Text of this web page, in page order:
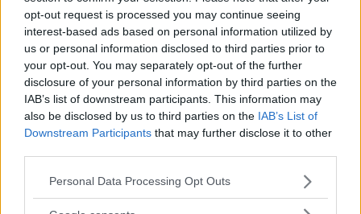
opt-out request is processed you may continue seeing
interest-based ads based on personal information utilized by
us or personal information disclosed to third parties prior to
your opt-out. You may separately opt-out of the further
disclosure of your personal information by third parties on the
IAB’s list of downstream participants. This information may
also be disclosed by us to third parties on the IAB’s List of
Downstream Participants that may further disclose it to other
Please note that this website/app uses one or more Google
not limited to your visit or usage behaviour. You may click to
Personal Data Processing Opt Outs
Läs Frias efterträdare!
Syreär Sveriges enda gröna dagstidning som
finns både digitalt och i tryck.
pågått sedan 1990, säger Charlotte Palmstjärna, som
ansvarar för frågan på socialdepartementet.
Sedan konventionen om barnens rättigheter
ratificerades år 1990 har flera förändringar gjorts i den
svenska lagstiftningen, bland annat i utlänningslagen
Även i socialtjänstlagen har gjorts förändringar i
huvudparagrafen där man infört att åtgärder ska göras